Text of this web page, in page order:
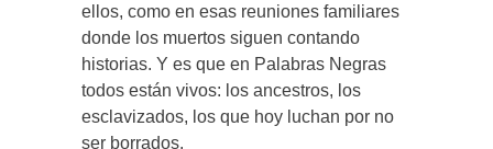
ellos, como en esas reuniones familiares
donde los muertos siguen contando
historias. Y es que en Palabras Negras
todos están vivos: los ancestros, los
esclavizados, los que hoy luchan por no
ser borrados.